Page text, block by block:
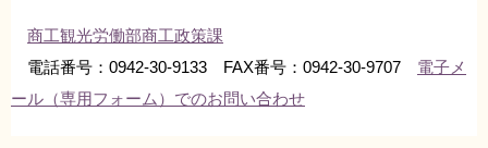
サイトについて
商工観光労働部商工政策課
電話番号：0942-30-9133 FAX番号：0942-30-9707 電子メ
ール（専用フォーム）でのお問い合わせ